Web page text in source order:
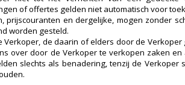
of offertes gelden niet automatisch voor
en dergelijke, mogen zonder
worden gesteld.
de daarin of elders door de
over door de Verkoper te verkopen zaken
slechts als benadering, tenzij de Verkoper